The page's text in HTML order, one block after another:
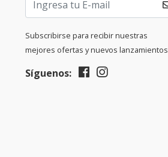
Subscribirse para recibir nuestras
mejores ofertas y nuevos lanzamientos
Síguenos: